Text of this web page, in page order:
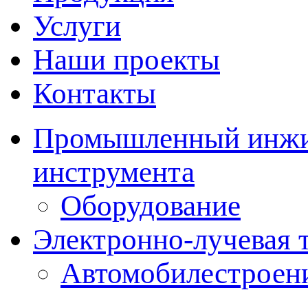
Услуги
Наши проекты
Контакты
Промышленный
инструмента
Оборудование
Электронно-лучевая